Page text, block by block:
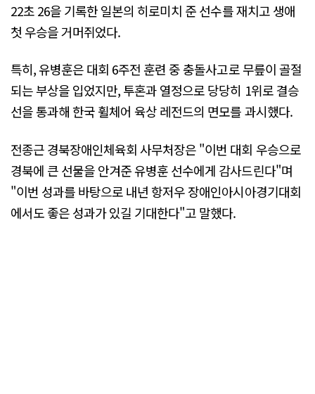
22초 26을 기록한 일본의 히로미치 준 선수를 재치고 생애
첫 우승을 거머쥐었다.
특히, 유병훈은 대회 6주전 훈련 중 충돌사고로 무릎이 골절
되는 부상을 입었지만, 투혼과 열정으로 당당히 1위로 결승
선을 통과해 한국 휠체어 육상 레전드의 면모를 과시했다.
전종근 경북장애인체육회 사무처장은 "이번 대회 우승으로
경북에 큰 선물을 안겨준 유병훈 선수에게 감사드린다"며
"이번 성과를 바탕으로 내년 항저우 장애인아시아경기대회
에서도 좋은 성과가 있길 기대한다"고 말했다.